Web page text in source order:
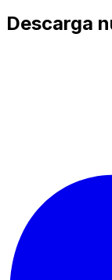
Descarga